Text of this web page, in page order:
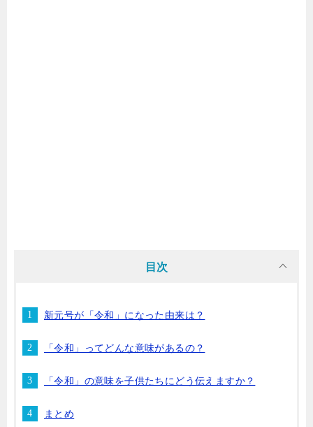
目次
新元号が「令和」になった由来は？
「令和」ってどんな意味があるの？
「令和」の意味を子供たちにどう伝えますか？
まとめ